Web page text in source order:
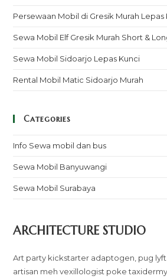
Persewaan Mobil di Gresik Murah
Sewa Mobil Elf Gresik Murah Short &
Sewa Mobil Sidoarjo Lepas Kunci
Rental Mobil Matic Sidoarjo Murah
Categories
Info Sewa mobil dan bus
Sewa Mobil Banyuwangi
Sewa Mobil Surabaya
ARCHITECTURE STUDIO
Art party kickstarter adaptogen, pug
artisan meh vexillologist poke